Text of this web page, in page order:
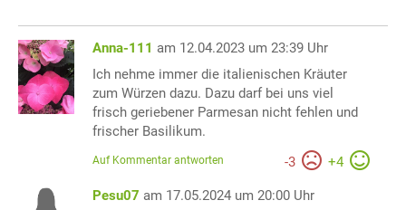
Anna-111 am 12.04.2023 um 23:39 Uhr
Ich nehme immer die italienischen Kräuter
zum Würzen dazu. Dazu darf bei uns viel
frisch geriebener Parmesan nicht fehlen und
frischer Basilikum.
-3 +4
Auf Kommentar antworten
Pesu07 am 17.05.2024 um 20:00 Uhr